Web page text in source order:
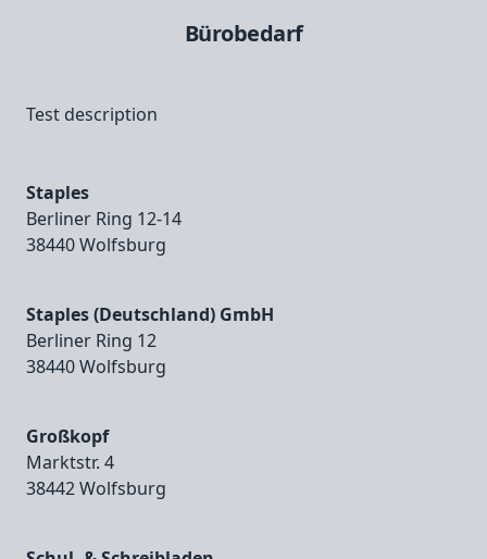
Bürobedarf
Test description
Staples
Berliner Ring 12‑14
38440 Wolfsburg
Staples (Deutschland) GmbH
Berliner Ring 12
38440 Wolfsburg
Großkopf
Marktstr. 4
38442 Wolfsburg